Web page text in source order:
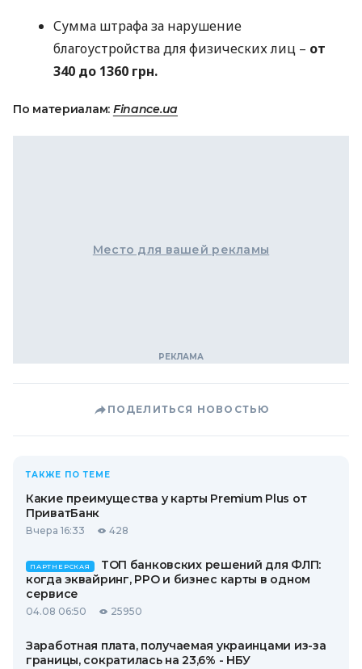
Сумма штрафа за нарушение
благоустройства для физических лиц – от
340 до 1360 грн.
По материалам: Finance.ua
Место для вашей рекламы
ПОДЕЛИТЬСЯ НОВОСТЬЮ
ТАКЖЕ ПО ТЕМЕ
Какие преимущества у карты Premium Plus от
ПриватБанк
Вчера 16:33 428
ПАРТНЕРСКАЯ
ТОП банковских решений для ФЛП:
когда эквайринг, РРО и бизнес карты в одном
сервисе
04.08 06:50 25950
Заработная плата, получаемая украинцами из-за
границы, сократилась на 23,6% - НБУ